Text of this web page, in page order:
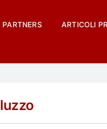
PARTNERS
ARTICOLI